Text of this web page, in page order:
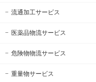
流通加工サービス
医薬品物流サービス
危険物物流サービス
重量物サービス